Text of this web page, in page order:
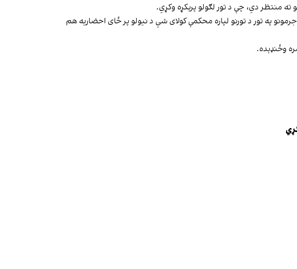
منتظر دي، چې د تور لګولو پرېکړه وکړي.
په تور د تورنو لپاره محکمې کولای شي د نیولو پر ځای احضاریه هم
وځنډېده.